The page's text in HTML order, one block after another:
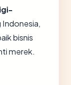
bisnis
merek.